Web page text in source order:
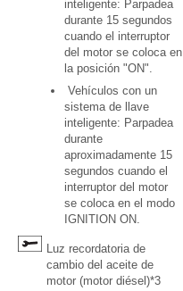
inteligente: Parpadea
durante 15 segundos
cuando el interruptor
del motor se coloca en
la posición "ON".
Vehículos con un
sistema de llave
inteligente: Parpadea
durante
aproximadamente 15
segundos cuando el
interruptor del motor
se coloca en el modo
IGNITION ON.
Luz recordatoria de
cambio del aceite de
motor (motor diésel)*3